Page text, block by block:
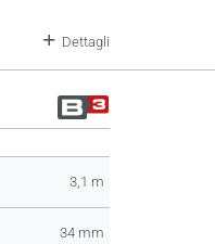
Dettagli
3,1 m
34 mm